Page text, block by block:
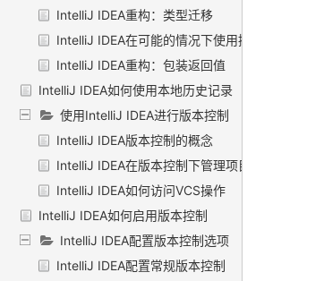
IntelliJ IDEA重构：类型迁移
IntelliJ IDEA在可能的情况下使用接口
IntelliJ IDEA重构：包装返回值
IntelliJ IDEA如何使用本地历史记录
使用IntelliJ IDEA进行版本控制
IntelliJ IDEA版本控制的概念
IntelliJ IDEA在版本控制下管理项目
IntelliJ IDEA如何访问VCS操作
IntelliJ IDEA如何启用版本控制
IntelliJ IDEA配置版本控制选项
IntelliJ IDEA配置常规版本控制